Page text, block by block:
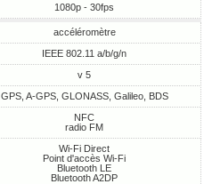
1080p - 30fps
accéléromètre
IEEE 802.11 a/b/g/n
v 5
GPS, A-GPS, GLONASS, Galileo, BDS
NFC
radio FM
Wi-Fi Direct
Point d'accès Wi-Fi
Bluetooth LE
Bluetooth A2DP